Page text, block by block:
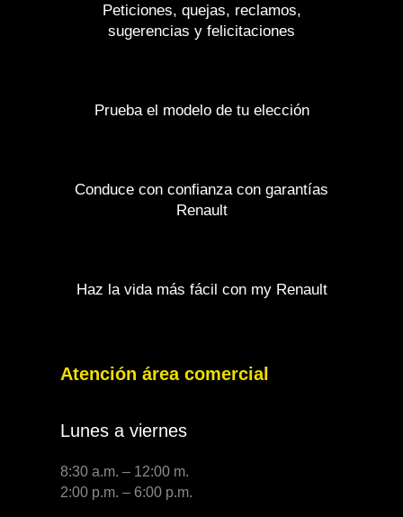
Peticiones, quejas, reclamos,
sugerencias y felicitaciones
Prueba el modelo de tu elección
Conduce con confianza con garantías
Renault
Haz la vida más fácil con my Renault
Atención área comercial
Lunes a viernes
8:30 a.m. – 12:00 m.
2:00 p.m. – 6:00 p.m.